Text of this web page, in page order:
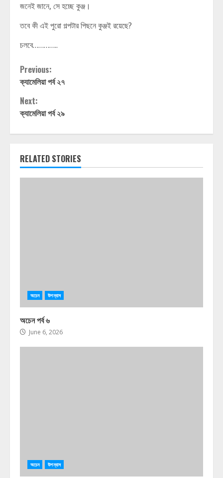
জনেই জানে, সে হচ্ছে কুঞ্জ।
তবে কী এই পুরো গল্পটার পিছনে কুঞ্জই রয়েছে?
চলবে…………..
Continue
Reading
Previous:
ক্যামেলিয়া পর্ব ২৭
Next:
ক্যামেলিয়া পর্ব ২৯
RELATED STORIES
অচেন উপন্যাস
অচেন পর্ব ৬
June 6, 2026
অচেন উপন্যাস